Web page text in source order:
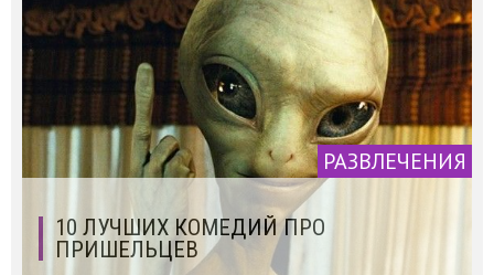
РАЗВЛЕЧЕНИЯ
10 ЛУЧШИХ КОМЕДИЙ ПРО
ПРИШЕЛЬЦЕВ